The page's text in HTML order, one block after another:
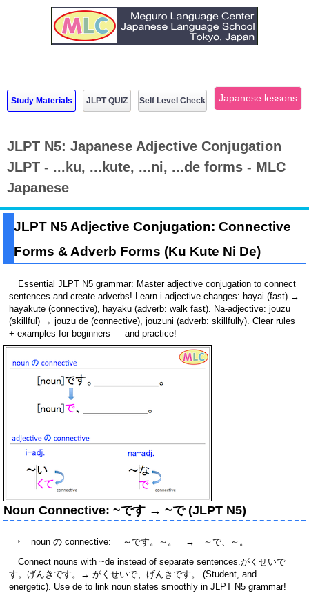
Study Materials JLPT QUIZ Self Level Check Japanese lessons
JLPT N5: Japanese Adjective Conjugation
JLPT - ...ku, ...kute, ...ni, ...de forms - MLC
Japanese
JLPT N5 Adjective Conjugation: Connective
Forms & Adverb Forms (Ku Kute Ni De)
Essential JLPT N5 grammar: Master adjective conjugation to connect
sentences and create adverbs! Learn i-adjective changes: hayai (fast) →
hayakute (connective), hayaku (adverb: walk fast). Na-adjective: jouzu
(skillful) → jouzu de (connective), jouzuni (adverb: skillfully). Clear rules
+ examples for beginners — and practice!
Noun Connective: ~です → ~で (JLPT N5)
noun の connective: ～です。～。 → ～で 、～。
Connect nouns with ~de instead of separate sentences.がくせいで
す。げんきです。→ がくせいで、げんきです。 (Student, and
energetic). Use de to link noun states smoothly in JLPT N5 grammar!